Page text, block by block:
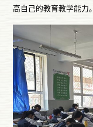
高自己的教育教学能力。